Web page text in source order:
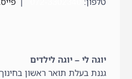
יוגה לי – יוגה לילדים
גננת בעלת תואר ראשון